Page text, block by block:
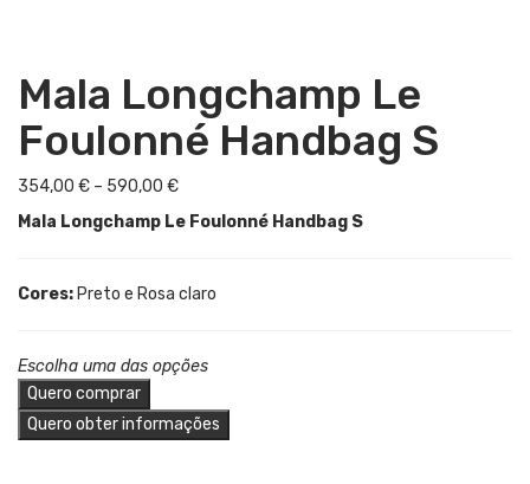
Mala Longchamp Le
Foulonné Handbag S
354,00 € – 590,00 €Price
354,00 €
Mala Longchamp Le Foulonné Handbag S
Cores: Preto e Rosa claro
Escolha uma das opções
Quero comprar
Quero obter informações